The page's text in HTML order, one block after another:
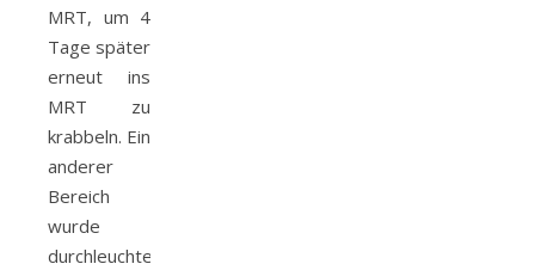
MRT, um 4
Tage später
erneut ins
MRT zu
krabbeln. Ein
anderer
Bereich
wurde
durchleuchtet,